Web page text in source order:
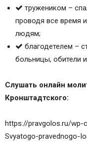
тружеником –
проводя все время
людям;
благодетелем –
больницы, обители
Слушать онлайн
Кронштадтского:
https://pravgolos.ru/
Svyatogo-pravednogo-